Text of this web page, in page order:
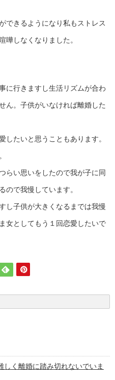
できるようになり私もストレス
嘩しなくなりました。
に行きますし生活リズムが合わ
ん。子供がいなければ離婚した
したいと思うこともあります。
らい思いをしたので我が子に同
ので我慢しています。
し子供が大きくなるまでは我慢
女としてもう１回恋愛したいで
しく離婚に踏み切れないでいま